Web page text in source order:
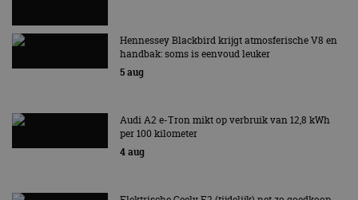
Hennessey Blackbird krijgt atmosferische V8 en
handbak: soms is eenvoud leuker
5 aug
Audi A2 e-Tron mikt op verbruik van 12,8 kWh
per 100 kilometer
4 aug